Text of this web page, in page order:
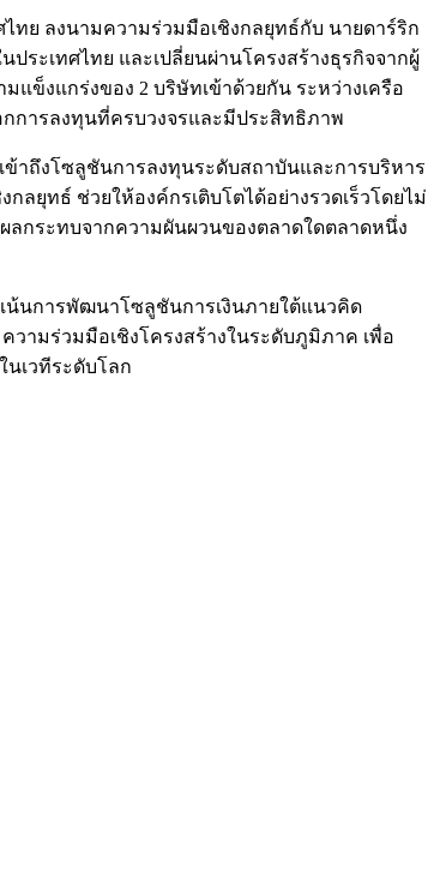
ทย ลงนามความร่วมมือเชิงกลยุทธ์กับ นายดาร์ริก
ระเทศไทย และเปลี่ยนผ่านโครงสร้างธุรกิจจากผู้
มแข็งแกร่งของ 2 บริษัทเข้าด้วยกัน ระหว่างเครือ
กการลงทุนที่ครบวงจรและมีประสิทธิภาพ
าถึงโซลูชันการลงทุนระดับสถาบันและการบริหาร
ลยุทธ์ ช่วยให้องค์กรเติบโตได้อย่างรวดเร็วโดยไม่
ลกระทบจากความผันผวนของตลาดใดตลาดหนึ่ง
เน้นการพัฒนาโซลูชันการเงินภายใต้แนวคิด
ความร่วมมือเชิงโครงสร้างในระดับภูมิภาค เพื่อ
เวทีระดับโลก